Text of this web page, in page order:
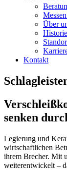
Über
Historie
Kontakt
senken
Legierung und
wirtschaftlichen
ihrem Brecher. Mit
weiterentwickelt –